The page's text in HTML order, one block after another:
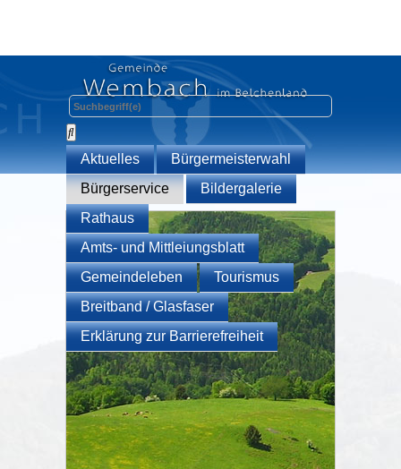
Aktuelles
Bürgermeisterwahl
Bürgerservice
Bildergalerie
Rathaus
Amts- und Mittleiungsblatt
Gemeindeleben
Tourismus
Breitband / Glasfaser
Erklärung zur Barrierefreiheit